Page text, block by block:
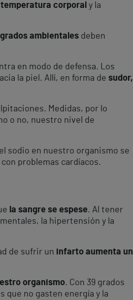
temperatura corporal y la
grados ambientales deben
en modo de defensa. Los
la piel. Allí, en forma de sudor,
Medidas, por lo
o no, nuestro nivel de
sodio en nuestro organismo se
problemas cardíacos.
la sangre se espese. Al tener
la hipertensión y la
de sufrir un
infarto aumenta un
organismo. Con 39 grados
que no gasten energía y la